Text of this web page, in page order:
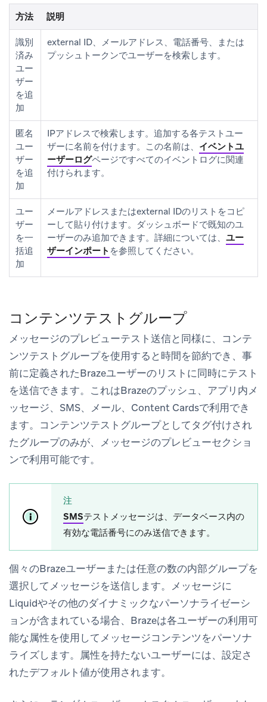
方法 説明
識別
済み
ユー
ザー
を追
加
external ID、メールアドレス、電話番号、または
プッシュトークンでユーザーを検索します。
匿名
ユー
ザー
を追
加
IPアドレスで検索します。追加する各テストユー
ザーに名前を付けます。この名前は、 イベントユ
ーザーログページですべてのイベントログに関連
付けられます。
ユー
ザー
を一
括追
加
メールアドレスまたはexternal IDのリストをコピ
ーして貼り付けます。ダッシュボードで既知のユ
ーザーのみ追加できます。詳細については、 ユー
ザーインポート を参照してください。
コンテンツテストグループ
メッセージのプレビューテスト送信と同様に、コンテ
ンツテストグループを使用すると時間を節約でき、事
前に定義されたBrazeユーザーのリストに同時にテスト
を送信できます。これはBrazeのプッシュ、アプリ内メ
ッセージ、SMS、メール、Content Cardsで利用でき
ます。コンテンツテストグループとしてタグ付けされ
たグループのみが、メッセージのプレビューセクショ
ンで利用可能です。
注
SMSテストメッセージは、データベース内の
有効な電話番号にのみ送信できます。
個々のBrazeユーザーまたは任意の数の内部グループを
選択してメッセージを送信します。メッセージに
Liquidやその他のダイナミックなパーソナライゼーシ
ョンが含まれている場合、Brazeは各ユーザーの利用可
能な属性を使用してメッセージコンテンツをパーソナ
ライズします。属性を持たないユーザーには、設定さ
れたデフォルト値が使用されます。